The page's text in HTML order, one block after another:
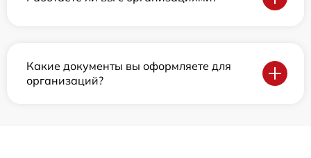
Какие документы вы оформляете для
организаций?